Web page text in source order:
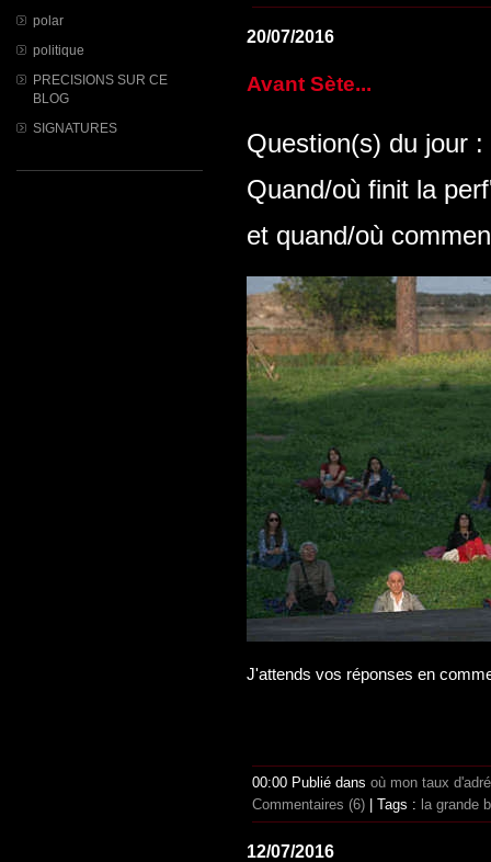
polar
politique
PRECISIONS SUR CE
BLOG
SIGNATURES
20/07/2016
Avant Sète...
Question(s) du jour :
Quand/où finit la
et quand/où
J'attends vos réponses en
00:00 Publié dans où mon taux
Commentaires (6) | Tags : la grande
12/07/2016